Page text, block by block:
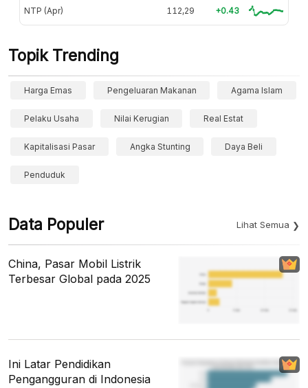
NTP (Apr) 112,29 +0.43
Topik Trending
Harga Emas Pengeluaran Makanan Agama Islam
Pelaku Usaha Nilai Kerugian Real Estat
Kapitalisasi Pasar Angka Stunting Daya Beli
Penduduk
Data Populer Lihat Semua
China, Pasar Mobil Listrik
Terbesar Global pada 2025
Ini Latar Pendidikan
Pengangguran di Indonesia